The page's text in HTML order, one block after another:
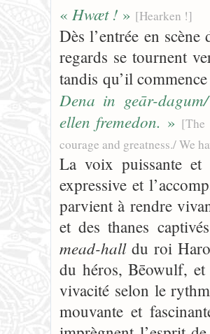
« Hwæt ! » [Hearken !]
Dès l’entrée en
regards se tournent
tandis qu’il
Dena in geār-
ellen fremedon. » [The
courage and greatness./ We
La voix puissante et
expressive et
parvient à rendre
et des thanes
mead-halldu roi
du héros, Bēowulf, et
vivacité selon le
mouvante et